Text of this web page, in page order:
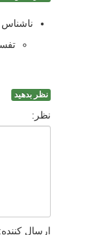
ناشناس در تاریخ
نظر بدهید
نظر:
ارسال کننده: